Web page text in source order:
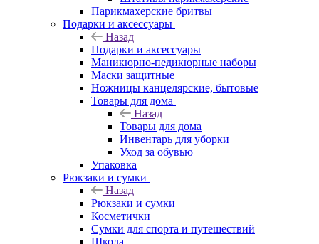
Парикмахерские бритвы
Подарки и аксессуары
Назад
Подарки и аксессуары
Маникюрно-педикюрные наборы
Маски защитные
Ножницы канцелярские, бытовые
Товары для дома
Назад
Товары для дома
Инвентарь для уборки
Уход за обувью
Упаковка
Рюкзаки и сумки
Назад
Рюкзаки и сумки
Косметички
Сумки для спорта и путешествий
Школа